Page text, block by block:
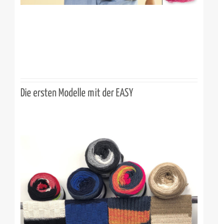
Die ersten Modelle mit der EASY